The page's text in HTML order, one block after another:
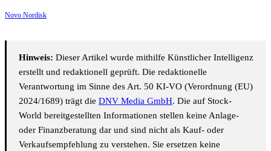
Novo Nordisk
Hinweis: Dieser Artikel wurde mithilfe Künstlicher Intelligenz
erstellt und redaktionell geprüft. Die redaktionelle
Verantwortung im Sinne des Art. 50 KI-VO (Verordnung (EU)
2024/1689) trägt die DNV Media GmbH. Die auf Stock-
World bereitgestellten Informationen stellen keine Anlage-
oder Finanzberatung dar und sind nicht als Kauf- oder
Verkaufsempfehlung zu verstehen. Sie ersetzen keine